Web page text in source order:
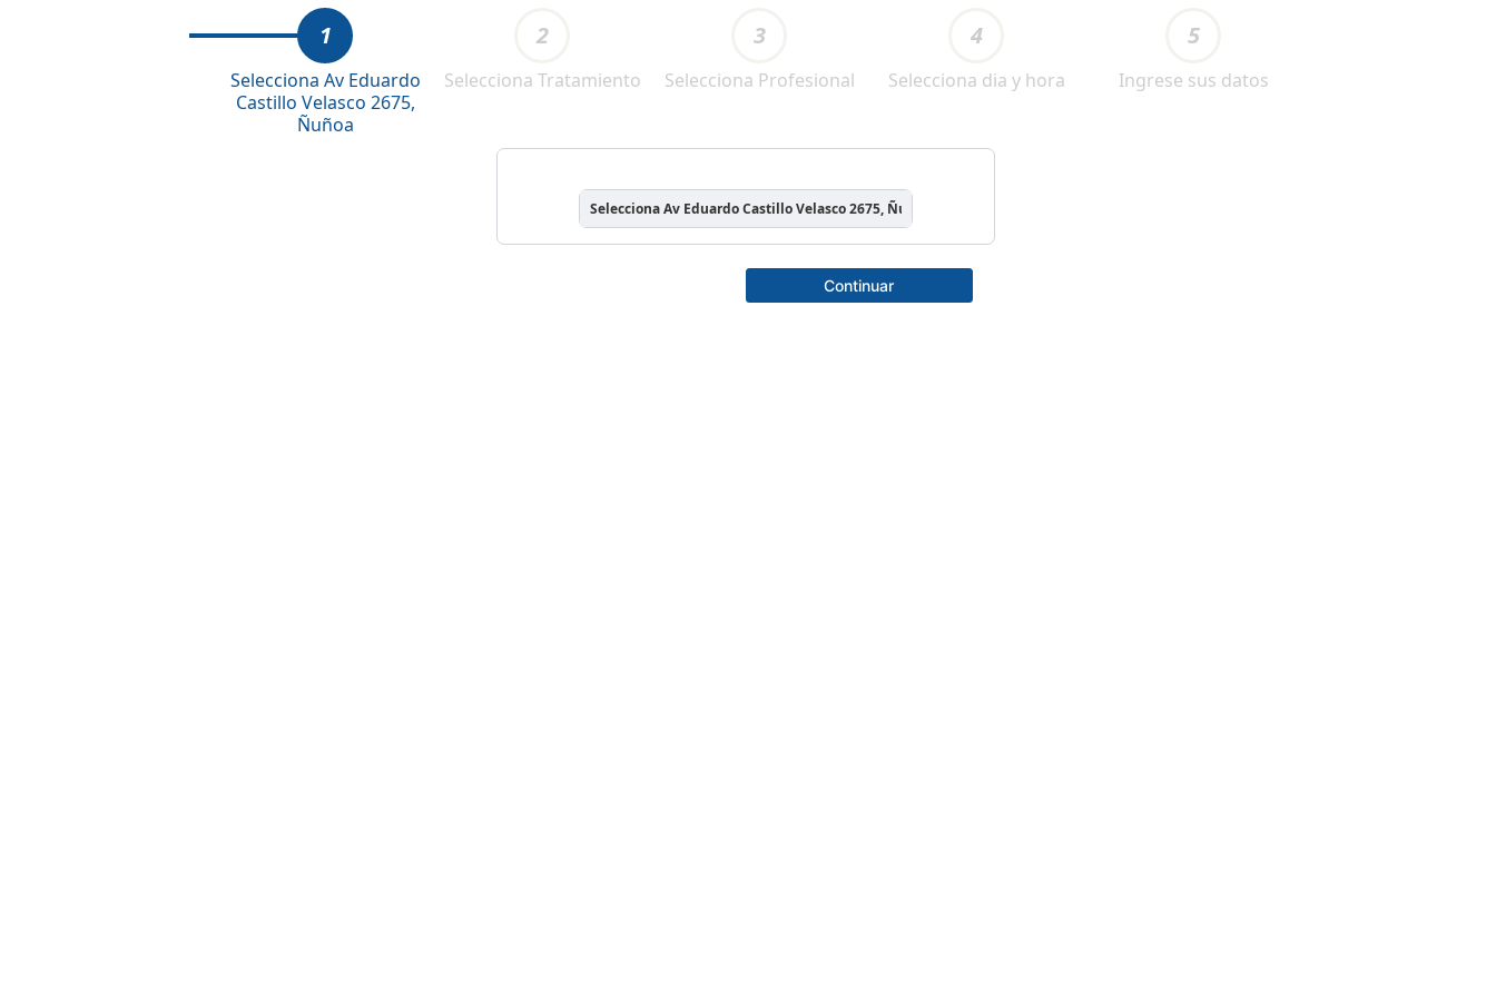
1
Selecciona Av Eduardo
Castillo Velasco 2675,
Ñuñoa
2
Selecciona Tratamiento
3
Selecciona Profesional
4
Selecciona dia y hora
5
Ingrese sus datos
Selecciona Av Eduardo Castillo Velasco 2675, Ñuñoa
Continuar